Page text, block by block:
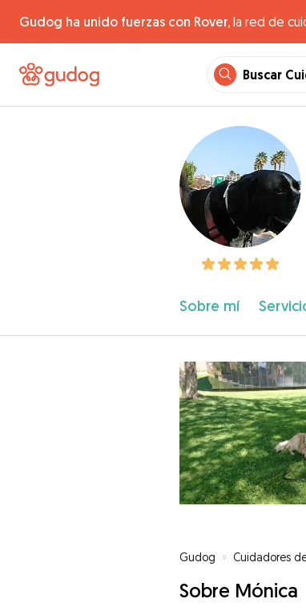
Gudog ha unido fuerzas con Rover, la red de
Buscar
Sobre mí
Gudog » Cuidadores
Sobre Mónica